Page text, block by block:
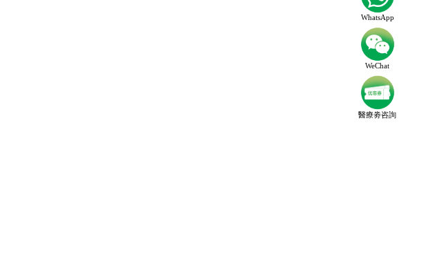
WhatsApp
WeChat
醫療劵咨詢